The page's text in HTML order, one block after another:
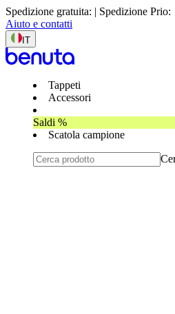
Spedizione gratuita: | Spedizione Prio:
Aiuto e contatti
IT
Tappeti
Accessori
Saldi %
Scatola campione